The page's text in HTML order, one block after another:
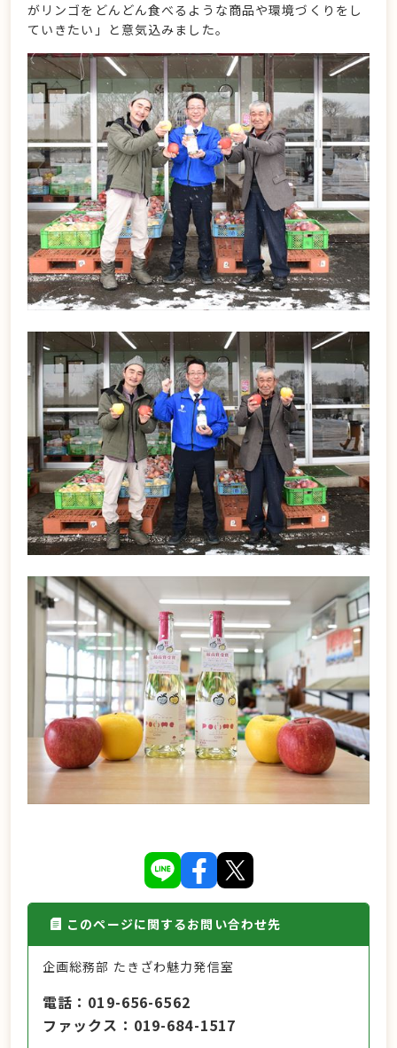
がリンゴをどんどん食べるような商品や環境づくりをし
ていきたい」と意気込みました。
このページに関するお問い合わせ先
企画総務部 たきざわ魅力発信室
電話
019-656-6562
ファックス
019-684-1517